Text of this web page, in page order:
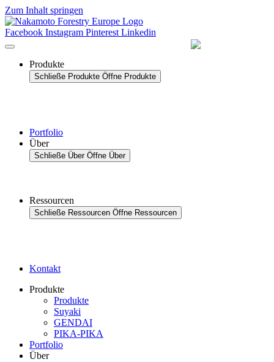
Zum Inhalt springen
Facebook Instagram Pinterest Linkedin
Produkte
Schließe Produkte Öffne Produkte
Portfolio
Über
Schließe Über Öffne Über
Ressourcen
Schließe Ressourcen Öffne Ressourcen
Kontakt
Produkte
Produkte
Suyaki
GENDAI
PIKA-PIKA
Portfolio
Über